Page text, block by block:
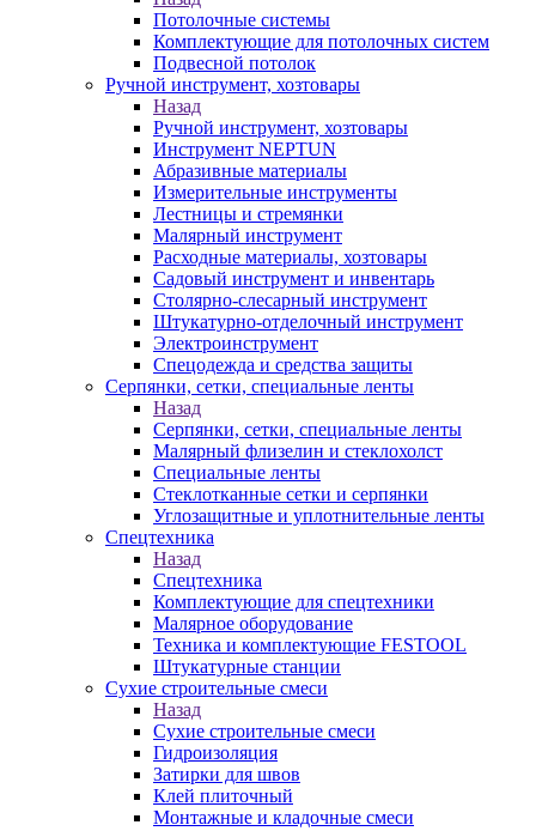
Потолочные системы
Комплектующие для потолочных систем
Подвесной потолок
Ручной инструмент, хозтовары
Назад
Ручной инструмент, хозтовары
Инструмент NEPTUN
Абразивные материалы
Измерительные инструменты
Лестницы и стремянки
Малярный инструмент
Расходные материалы, хозтовары
Садовый инструмент и инвентарь
Столярно-слесарный инструмент
Штукатурно-отделочный инструмент
Электроинструмент
Спецодежда и средства защиты
Серпянки, сетки, специальные ленты
Назад
Серпянки, сетки, специальные ленты
Малярный флизелин и стеклохолст
Специальные ленты
Стеклотканные сетки и серпянки
Углозащитные и уплотнительные ленты
Спецтехника
Назад
Спецтехника
Комплектующие для спецтехники
Малярное оборудование
Техника и комплектующие FESTOOL
Штукатурные станции
Сухие строительные смеси
Назад
Сухие строительные смеси
Гидроизоляция
Затирки для швов
Клей плиточный
Монтажные и кладочные смеси